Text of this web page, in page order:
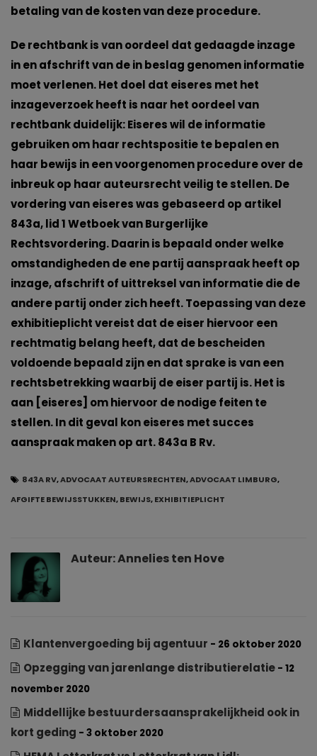
betaling van de kosten van deze procedure.
De rechtbank is van oordeel dat gedaagde inzage
in en afschrift van de in beslag genomen informatie
moet verlenen. Het doel dat eiseres met het
inzageverzoek heeft is naar het oordeel van
rechtbank duidelijk: Eiseres wil de informatie
gebruiken om haar rechtspositie te bepalen en
haar bewijs in een voorgenomen procedure over de
inbreuk op haar auteursrecht veilig te stellen. De
vordering van eiseres was gebaseerd op artikel
843a, lid 1 Wetboek van Burgerlijke
Rechtsvordering. Daarin is bepaald onder welke
omstandigheden de ene partij aanspraak heeft op
inzage, afschrift of uittreksel van informatie die de
andere partij onder zich heeft. Toepassing van deze
exhibitieplicht vereist dat de eiser hiervoor een
rechtmatig belang heeft, dat de bescheiden
voldoende bepaald zijn en dat sprake is van een
rechtsbetrekking waarbij de eiser partij is. Het is
aan [eiseres] om hiervoor de nodige feiten te
stellen. In dit geval kon eiseres met succes
aanspraak maken op art. 843a B Rv.
843A RV,ADVOCAAT AUTEURSRECHTEN,ADVOCAAT LIMBURG,
AFGIFTE BEWIJSSTUKKEN,BEWIJS,EXHIBITIEPLICHT
Auteur:Annelies ten Hove
Klantenvergoeding bij agentuur - 26 oktober 2020
Opzegging van jarenlange distributierelatie - 12
november 2020
Middellijke bestuurdersaansprakelijkheid ook in
kort geding - 3 oktober 2020